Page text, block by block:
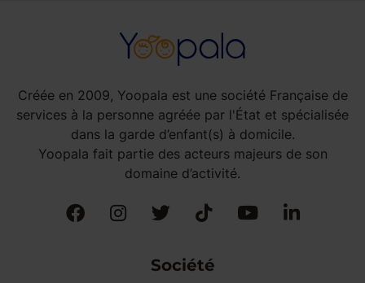
Créée en 2009, Yoopala est une société Française de
services à la personne agréée par l'État et spécialisée
dans la garde d’enfant(s) à domicile.
Yoopala fait partie des acteurs majeurs de son
domaine d’activité.
Société